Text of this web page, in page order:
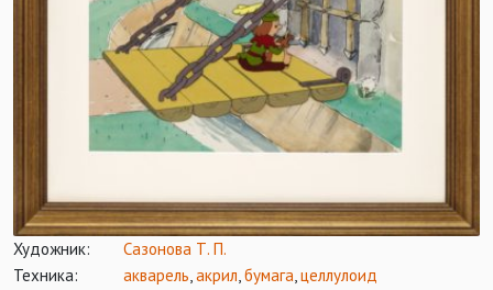
Художник:
Сазонова Т. П.
Техника:
акварель,акрил,бумага,целлулоид